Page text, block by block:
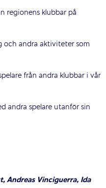
regionens klubbar på
andra aktiviteter som
från andra klubbar i vår
andra spelare utanför sin
Andreas Vinciguerra, Ida